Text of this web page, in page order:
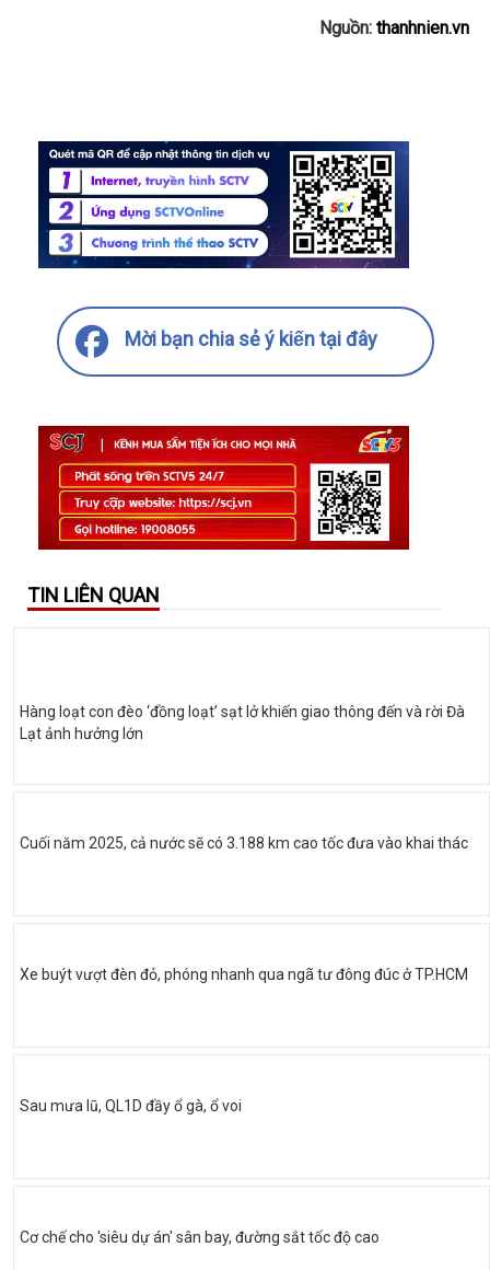
Nguồn: thanhnien.vn
Mời bạn chia sẻ ý kiến tại đây
TIN LIÊN QUAN
Hàng loạt con đèo ‘đồng loạt’ sạt lở khiến giao thông đến và rời Đà
Lạt ảnh hưởng lớn
Cuối năm 2025, cả nước sẽ có 3.188 km cao tốc đưa vào khai thác
Xe buýt vượt đèn đỏ, phóng nhanh qua ngã tư đông đúc ở TP.HCM
Sau mưa lũ, QL1D đầy ổ gà, ổ voi
Cơ chế cho 'siêu dự án' sân bay, đường sắt tốc độ cao